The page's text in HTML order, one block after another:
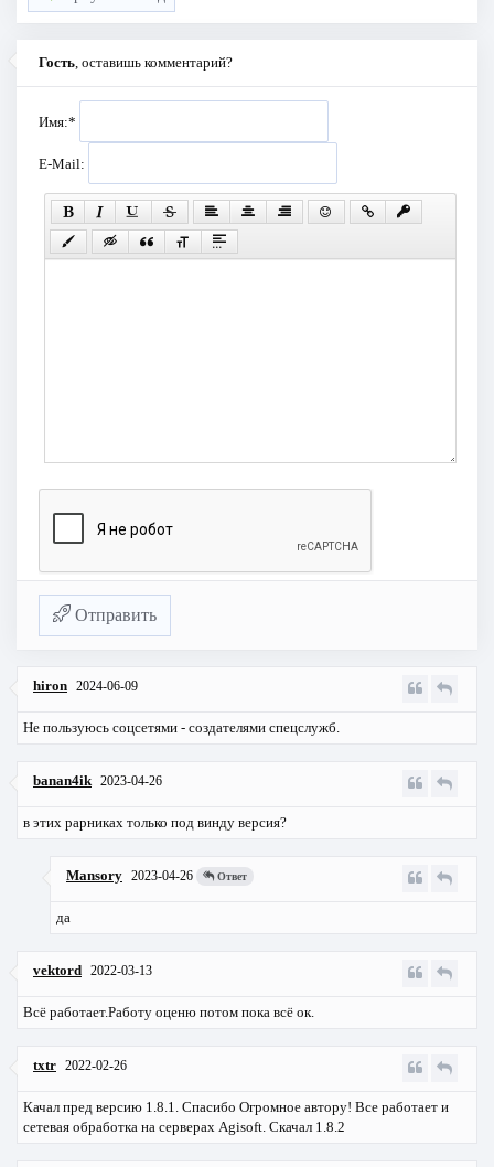
Гость , оставишь комментарий?
Имя:*
E-Mail:
Отправить
hiron 2024-06-09
Не пользуюсь соцсетями - создателями спецслужб.
banan4ik 2023-04-26
в этих рарниках только под винду версия?
Mansory 2023-04-26 Ответ
да
vektord 2022-03-13
Всё работает.Работу оценю потом пока всё ок.
txtr 2022-02-26
Качал пред версию 1.8.1. Спасибо Огромное автору! Все работает и
сетевая обработка на серверах Agisoft. Скачал 1.8.2